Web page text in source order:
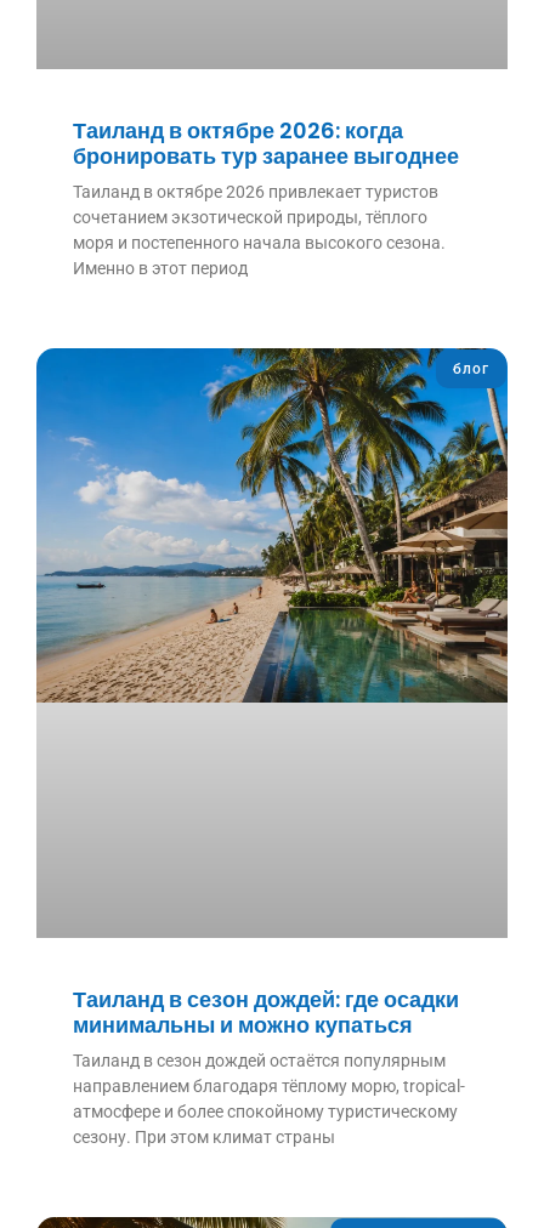
Таиланд в октябре 2026: когда
бронировать тур заранее выгоднее
Таиланд в октябре 2026 привлекает туристов
сочетанием экзотической природы, тёплого
моря и постепенного начала высокого сезона.
Именно в этот период
блог
Таиланд в сезон дождей: где осадки
минимальны и можно купаться
Таиланд в сезон дождей остаётся популярным
направлением благодаря тёплому морю, tropical-
атмосфере и более спокойному туристическому
сезону. При этом климат страны